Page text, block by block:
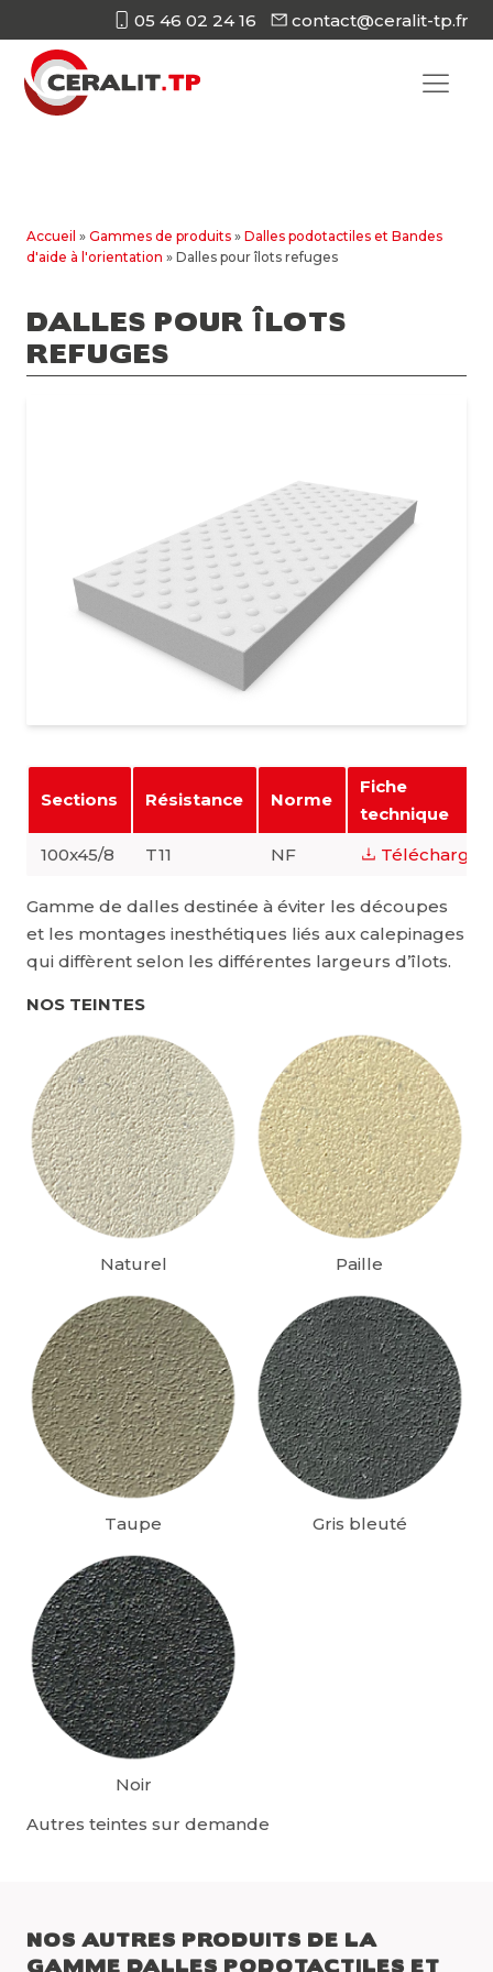
05 46 02 24 16 contact@ceralit-tp.fr
Accueil » Gammes de produits » Dalles podotactiles et Bandes
d'aide à l'orientation » Dalles pour îlots refuges
DALLES POUR ÎLOTS
REFUGES
Gamme de dalles destinée à éviter les découpes
et les montages inesthétiques liés aux calepinages
qui diffèrent selon les différentes largeurs d’îlots.
Sections Résistance Norme
Fiche
technique
100x45/8
T11 NF Télécharger
NOS TEINTES
Naturel Paille
Taupe Gris bleuté
Noir
Autres teintes sur demande
NOS AUTRES PRODUITS DE LA
GAMME DALLES PODOTACTILES ET